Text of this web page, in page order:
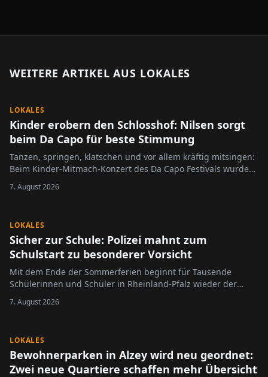
WEITERE ARTIKEL AUS LOKALES
LOKALES
Kinder erobern den Schlosshof: Nilsen sorgt
beim Da Capo für beste Stimmung
Tanzen, springen, klatschen und vor allem kräftig mitsingen:
Beim Kinder-Mitmach-Konzert des Da Capo Festivals wurde
jüngsten Festivalbesucher.
7. August 2026
LOKALES
Sicher zur Schule: Polizei mahnt zum
Schulstart zu besonderer Vorsicht
Mit dem Ende der Sommerferien beginnt für Tausende
Schülerinnen und Schüler in Rheinland-Pfalz wieder der
7. August 2026
LOKALES
Bewohnerparken in Alzey wird neu geordnet:
Zwei neue Quartiere schaffen mehr Übersicht